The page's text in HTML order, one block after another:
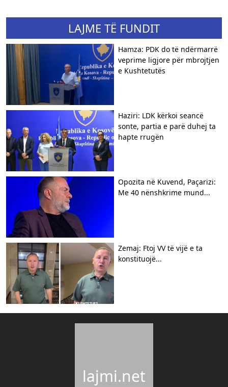
LAJME TË FUNDIT
Hamza: PDK do të ndërmarrë
veprime ligjore për mbrojtjen
e Kushtetutës
Haziri: LDK kërkoi seancë
sonte, partia e parë duhej ta
hapte rrugën
Opozita në Kuvend, Paçarizi:
Me 40 nënshkrime mund...
Zemaj: Ftoj VV të vijë e ta
konstituojë...
lajmi.net